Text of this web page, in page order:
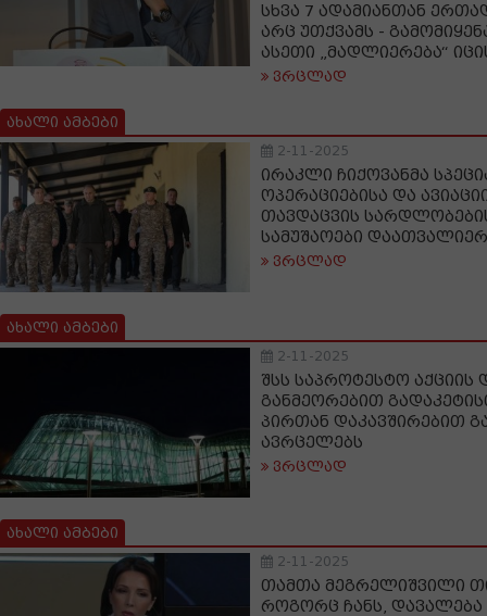
სხვა 7 ადამიანთან
არც უთქვამს -
ასეთი „მადლიერება“
ვრცლად
ახალი ამბები
2-11-2025
ირაკლი ჩიქოვანმა
ოპერაციებისა და
თავდაცვის
სამუშაოები
ვრცლად
ახალი ამბები
2-11-2025
შსს საპროტესტო აქციის
განმეორებით
პირთან დაკავშირებით
ავრცელებს
ვრცლად
ახალი ამბები
2-11-2025
თამთა მეგრელიშვილი
როგორც ჩანს, დავალება